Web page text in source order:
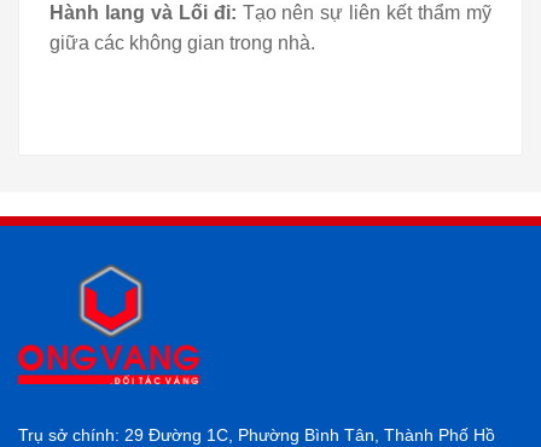
Hành lang và Lối đi: Tạo nên sự liên kết thẩm mỹ
giữa các không gian trong nhà.
Trụ sở chính: 29 Đường 1C, Phường Bình Tân, Thành Phố Hồ